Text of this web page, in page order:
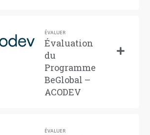
ÉVALUER
Évaluation
du
Programme
BeGlobal –
ACODEV
ÉVALUER